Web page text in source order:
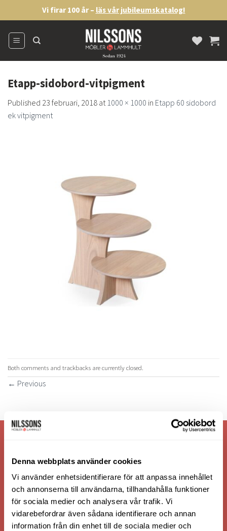
Denna webbplats använder cookies
Vi använder enhetsidentifierare för att anpassa innehållet
och annonserna till användarna, tillhandahålla funktioner
för sociala medier och analysera vår trafik. Vi
vidarebefordrar även sådana identifierare och annan
information från din enhet till de sociala medier och
to
content
Vi firar 100 år – läs vår jubileumskatalog!
Etapp-sidobord-vitpigment
Published 23 februari, 2018 at1000 × 1000 in Etapp 60 sidobord
ek vitpigment
Both comments and trackbacks are currently closed.
← Previous